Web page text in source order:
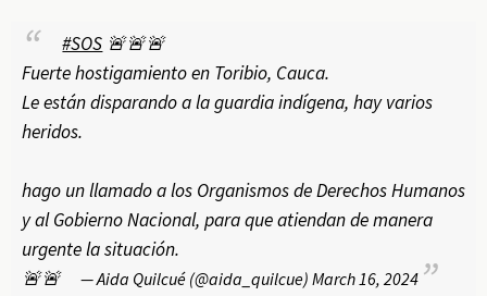
#SOS 🚨🚨🚨
Fuerte hostigamiento en Toribio, Cauca.
Le están disparando a la guardia indígena, hay varios
heridos.
hago un llamado a los Organismos de Derechos Humanos
y al Gobierno Nacional, para que atiendan de manera
urgente la situación.
🚨🚨
— Aida Quilcué (@aida_quilcue) March 16, 2024